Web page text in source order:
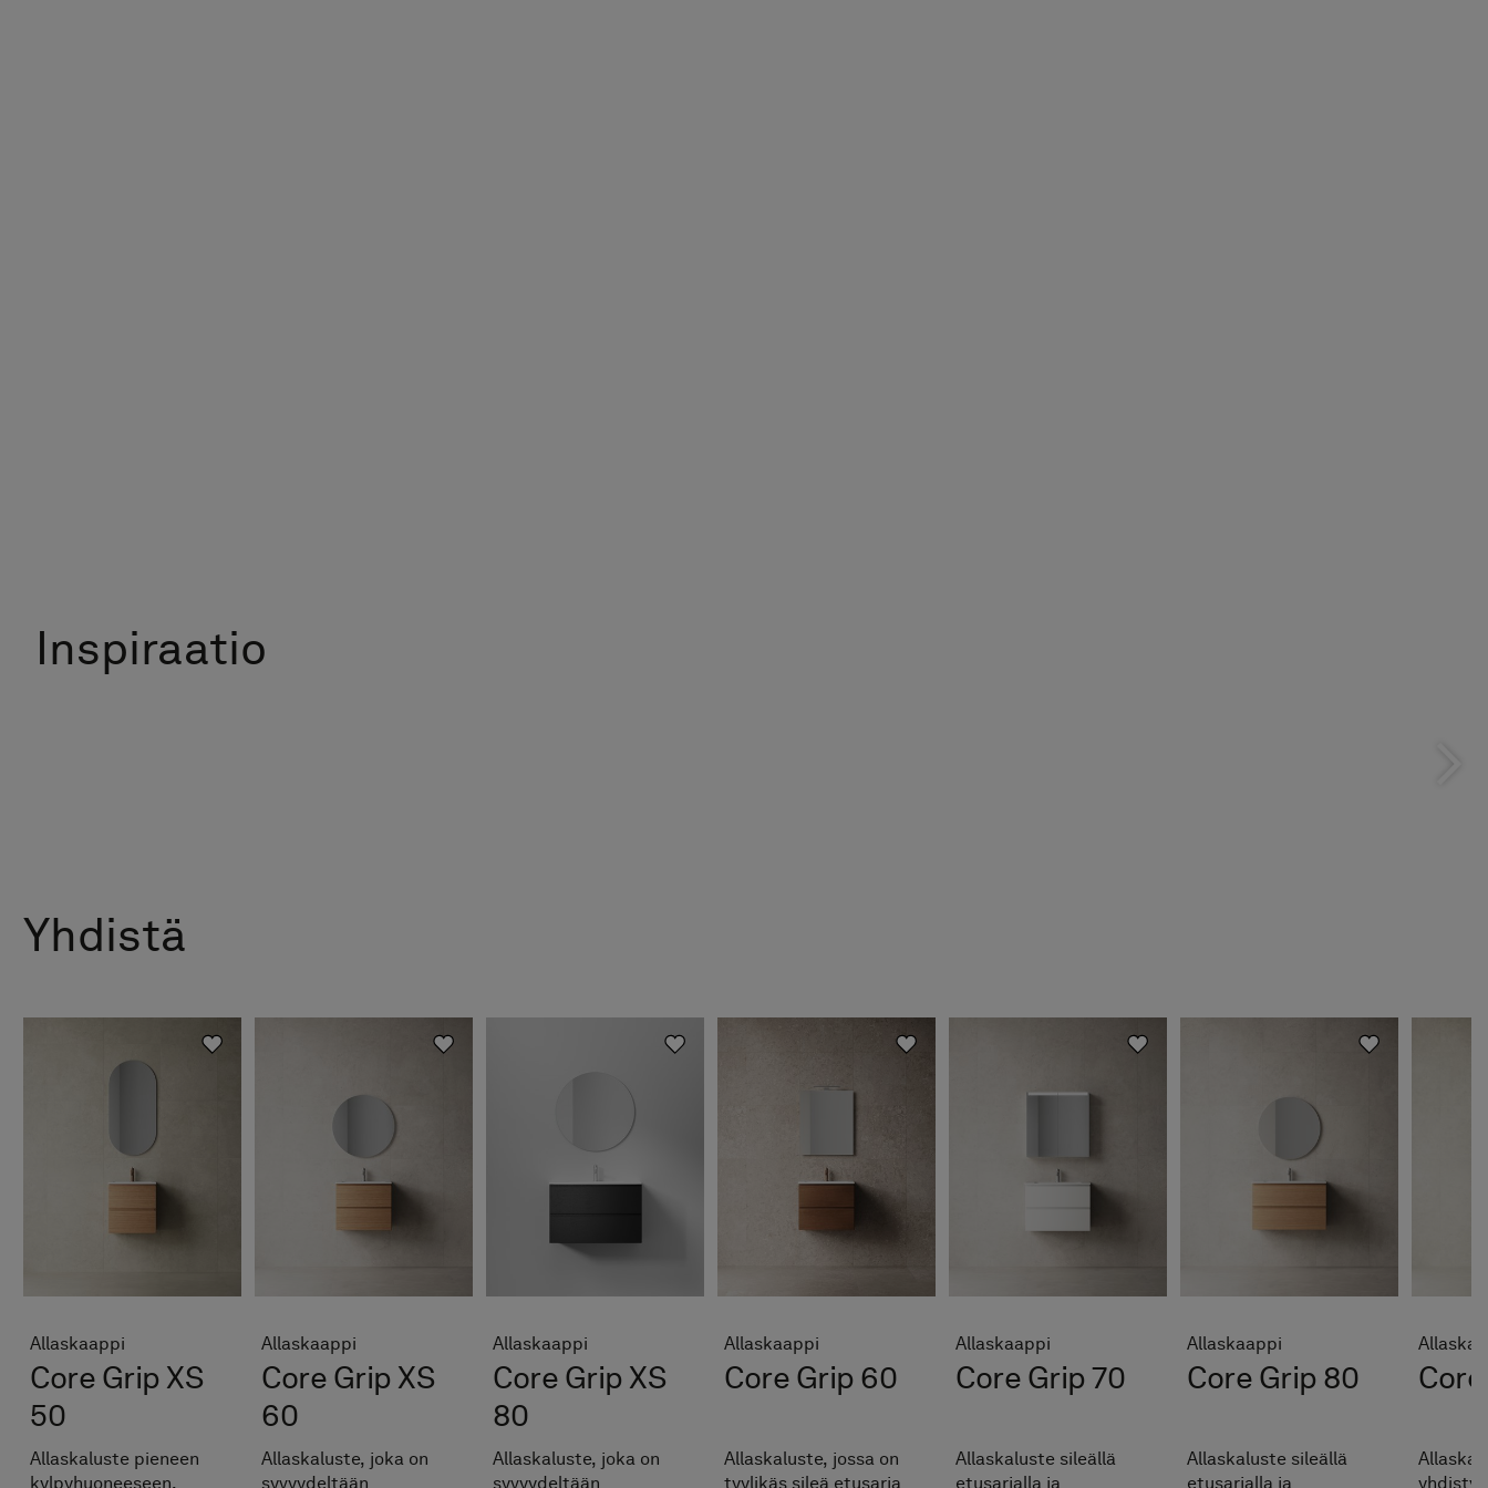
Inspiraatio
Yhdistä
Allaskaappi
Core Grip XS
50
Allaskaluste pieneen
kylpyhuoneeseen,
Allaskaappi
Core Grip XS
60
Allaskaluste, joka on
syvyydeltään
Allaskaappi
Core Grip XS
80
Allaskaluste, joka on
syvyydeltään
Allaskaappi
Core Grip 60
Allaskaluste, jossa on
tyylikäs sileä etusarja
Allaskaappi
Core Grip 70
Allaskaluste sileällä
etusarjalla ja
Allaskaappi
Core Grip 80
Allaskaluste sileällä
etusarjalla ja